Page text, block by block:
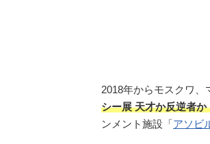
2018年からモスクワ
シー展 天才か反逆者
ンメント施設「アソビ